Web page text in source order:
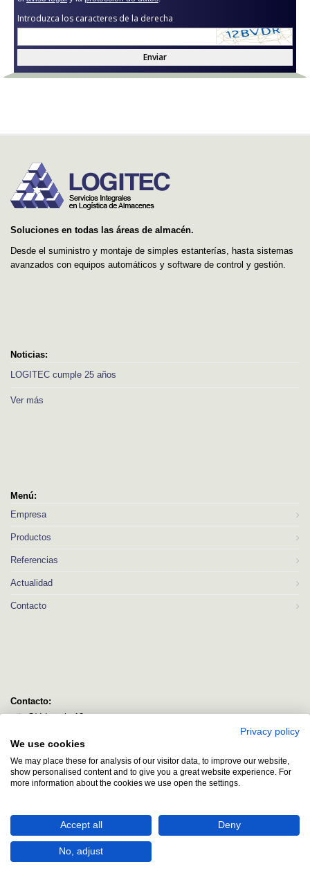
Introduzca los caracteres de la derecha
Enviar
Soluciones en todas las áreas de almacén.
Desde el suministro y montaje de simples estanterías, hasta sistemas
avanzados con equipos automáticos y software de control y gestión.
Noticias:
LOGITEC cumple 25 años
Ver más
Menú:
Empresa
Productos
Referencias
Actualidad
Contacto
Contacto:
C/ Idorsolo 13
Bizkaia
logitec@logitecsl.net
+34 944 544 580
Privacy policy
We use cookies
We may place these for analysis of our visitor data, to improve our website,
show personalised content and to give you a great website experience. For
more information about the cookies we use open the settings.
Accept all Deny
No, adjust